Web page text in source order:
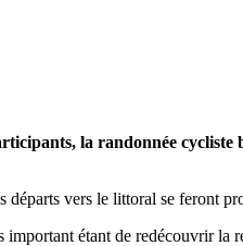
la randonnée cycliste
vers le littoral se feront
étant de redécouvrir la